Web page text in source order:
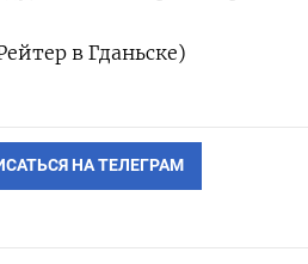
‌в Гданьске)
НА ТЕЛЕГРАМ